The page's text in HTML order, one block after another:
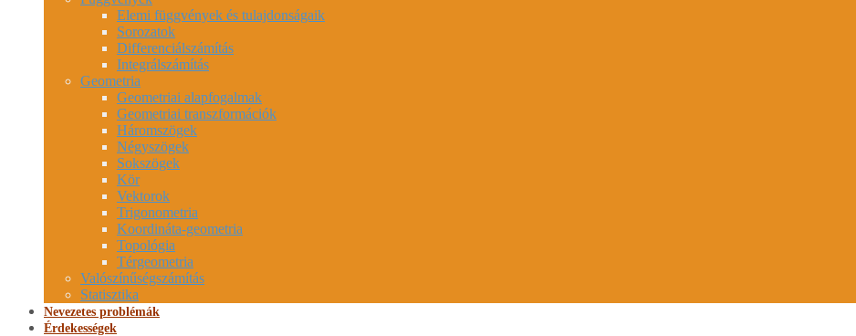
Elemi függvények és tulajdonságaik
Sorozatok
Differenciálszámítás
Integrálszámítás
Geometria
Geometriai alapfogalmak
Geometriai transzformációk
Háromszögek
Négyszögek
Sokszögek
Kör
Vektorok
Trigonometria
Koordináta-geometria
Topológia
Térgeometria
Valószínűségszámítás
Statisztika
Nevezetes problémák
Érdekességek